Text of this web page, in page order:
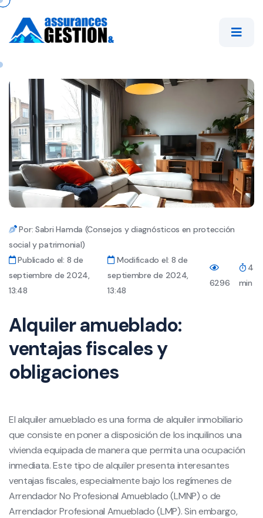
Por: Sabri Hamda (Consejos y diagnósticos en protección
social y patrimonial)
Publicado el: 8 de
septiembre de 2024,
13:48
Modificado el: 8 de
septiembre de 2024,
13:48
6296
4
min
Alquiler amueblado:
ventajas fiscales y
obligaciones
El alquiler amueblado es una forma de alquiler inmobiliario
que consiste en poner a disposición de los inquilinos una
vivienda equipada de manera que permita una ocupación
inmediata. Este tipo de alquiler presenta interesantes
ventajas fiscales, especialmente bajo los regímenes de
Arrendador No Profesional Amueblado (LMNP) o de
Arrendador Profesional Amueblado (LMP). Sin embargo,